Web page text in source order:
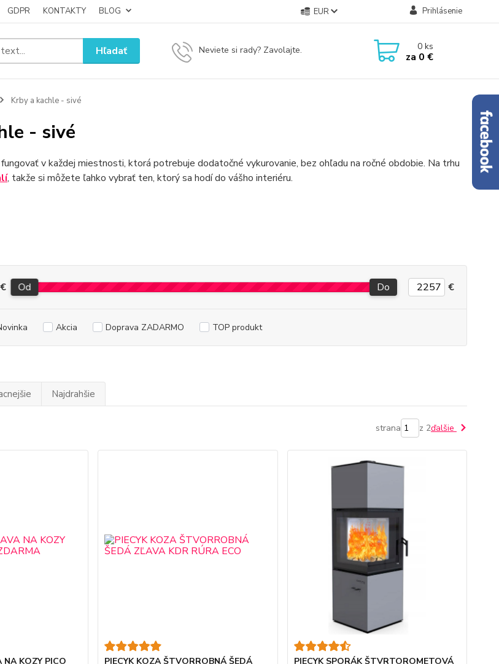
GDPR KONTAKTY BLOG EUR Prihlásenie
Hľadať Neviete si rady? Zavolajte. 0ks
za 0 €
Krby a kachle - sivé
- sivé
v každej miestnosti, ktorá potrebuje dodatočné vykurovanie, bez ohľadu na ročné obdobie. Na trhu
, takže si môžete ľahko vybrať ten, ktorý sa hodí do vášho interiéru.
€ Od Do €
Akcia Doprava ZADARMO TOP produkt
Najdrahšie
strana z 2ďalšie
NA KOZY PICO
PIECYK KOZA ŠTVORROBNÁ ŠEDÁ
PIECYK SPORÁK ŠTVRTOROMETOVÁ